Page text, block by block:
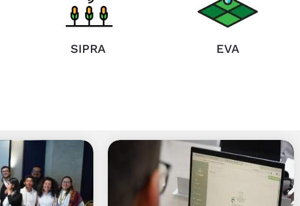
SIPRA EVA